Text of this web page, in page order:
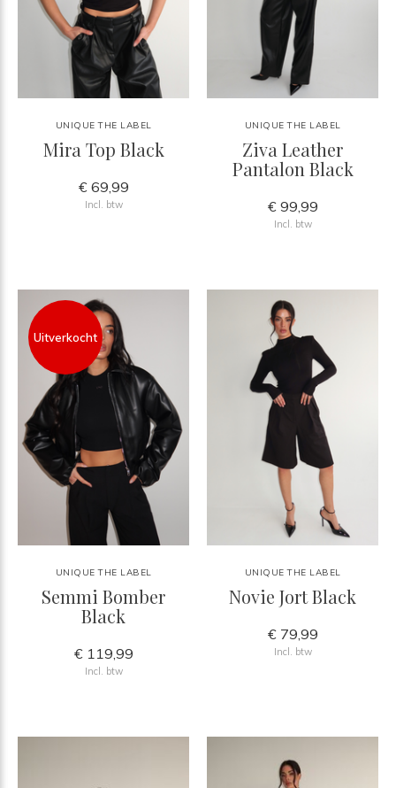
UNIQUE THE LABEL
Mira Top Black
€ 69,99
Incl. btw
UNIQUE THE LABEL
Ziva Leather
Pantalon Black
€ 99,99
Incl. btw
Uitverkocht
UNIQUE THE LABEL
Semmi Bomber
Black
€ 119,99
Incl. btw
UNIQUE THE LABEL
Novie Jort Black
€ 79,99
Incl. btw